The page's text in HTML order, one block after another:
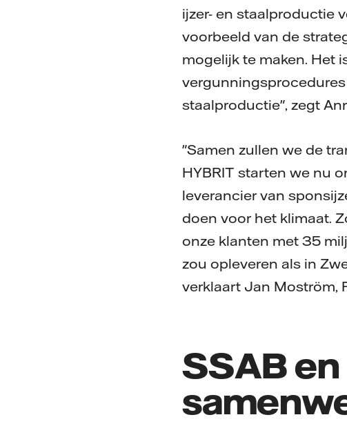
ijzer- en staalproductie
voorbeeld van de
mogelijk te maken. Het
staalproductie", zegt
"Samen zullen we de
HYBRIT starten we nu
leverancier van
doen voor het klimaat.
onze klanten met 35
zou opleveren als in
verklaart Jan Moström,
SSAB